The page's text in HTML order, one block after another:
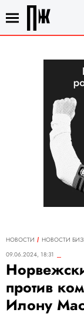
НОВОСТИ
НОВОСТИ
09.06.2024, 18:31
против
Илону